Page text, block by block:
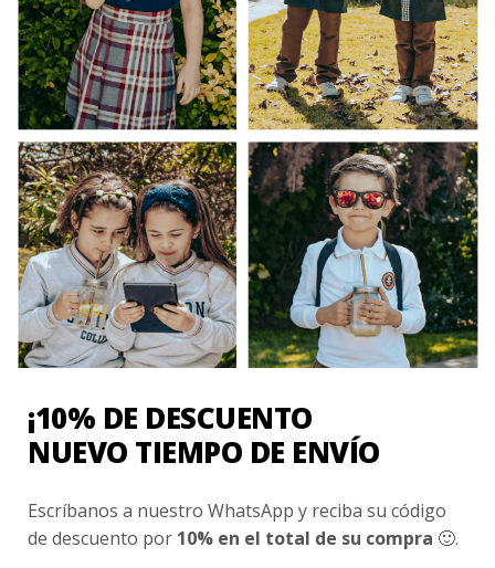
Esenciales
Ayuda Al Cliente
Contacto
¿Cómo Comprar?
Cambios y Devoluciones
¿Cómo Medirme?
Conocenos
Nosotros
Inversionistas
Newsletter signup
¡10% DE DESCUENTO
NUEVO TIEMPO DE ENVÍO
Escríbanos a nuestro WhatsApp y reciba su código
de descuento por 10% en el total de su compra 🙂.